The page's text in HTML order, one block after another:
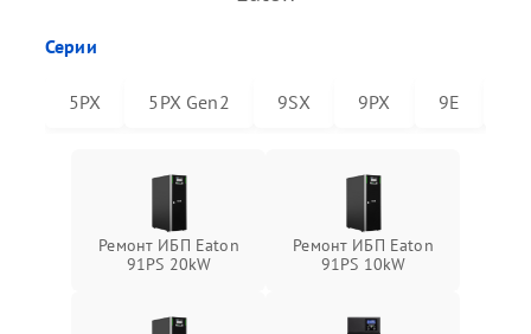
Серии
5PX 5PX Gen2 9SX 9PX 9E
Ремонт ИБП Eaton
91PS 20kW
Ремонт ИБП Eaton
91PS 10kW